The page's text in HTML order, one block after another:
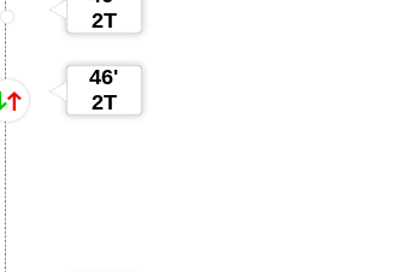
2T
46'
2T